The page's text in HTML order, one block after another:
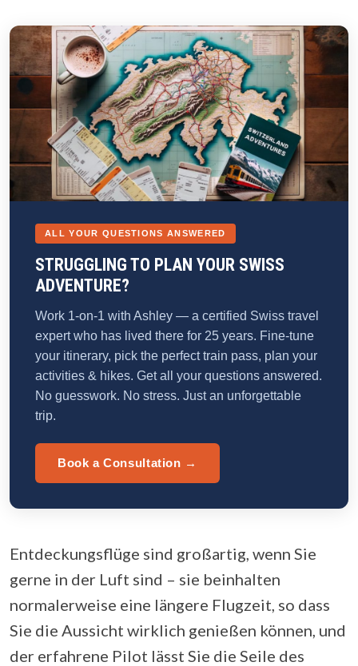
ALL YOUR QUESTIONS ANSWERED
STRUGGLING TO PLAN YOUR SWISS
ADVENTURE?
Work 1-on-1 with Ashley — a certified Swiss travel
expert who has lived there for 25 years. Fine-tune
your itinerary, pick the perfect train pass, plan your
activities & hikes. Get all your questions answered.
No guesswork. No stress. Just an unforgettable
trip.
Book a Consultation →
Entdeckungsflüge sind großartig, wenn Sie
gerne in der Luft sind – sie beinhalten
normalerweise eine längere Flugzeit, so dass
Sie die Aussicht wirklich genießen können, und
der erfahrene Pilot lässt Sie die Seile des